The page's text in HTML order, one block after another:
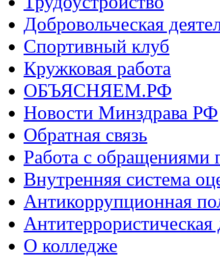
Добровольческая
Спортивный клуб
Кружковая работа
ОБЪЯСНЯЕМ.РФ
Новости Минздрава РФ
Обратная связь
Работа с обращениями
Внутренняя система
Антикоррупционная
Антитеррористическая
О колледже